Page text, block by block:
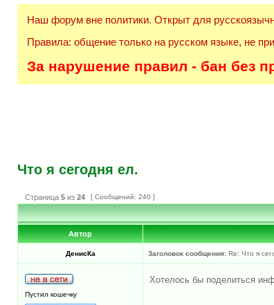
Наш форум вне политики. Открыт для
Правила: общение только на русском языке, не
За нарушение правил - бан без
Что я сегодня ел.
Страница 5 из 24 [ Сообщений: 240 ]
Автор
ДенисКа Заголовок сообщения: Re: Что я
Пустил кошечку
Хотелось бы поделиться